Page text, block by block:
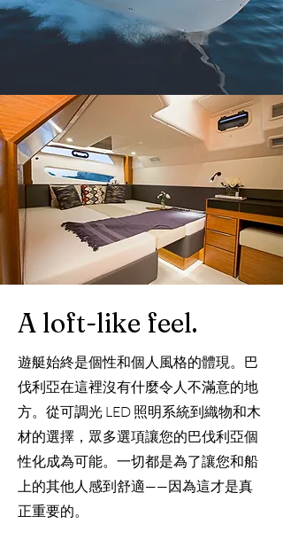
A loft-like feel.
遊艇始終是個性和個人風格的體現。巴
伐利亞在這裡沒有什麼令人不滿意的地
方。從可調光 LED 照明系統到織物和木
材的選擇，眾多選項讓您的巴伐利亞個
性化成為可能。一切都是為了讓您和船
上的其他人感到舒適——因為這才是真
正重要的。